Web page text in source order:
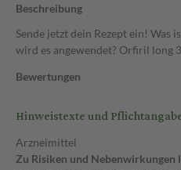
Beschreibung
Sende jetzt dein Rezept ein!
wird es angewendet? Orfiril long
Bewertungen
Hinweistexte und
Arzneimittel
Zu Risiken und Nebenwirkungen